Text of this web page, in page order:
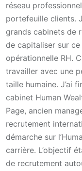
réseau
portefeuille clients.
grands cabinets de
de capitaliser sur
opérationnelle RH.
travailler avec une
taille humaine. J’ai
cabinet Human
Page, ancien
recrutement
démarche sur
carrière. L’objectif
de recrutement